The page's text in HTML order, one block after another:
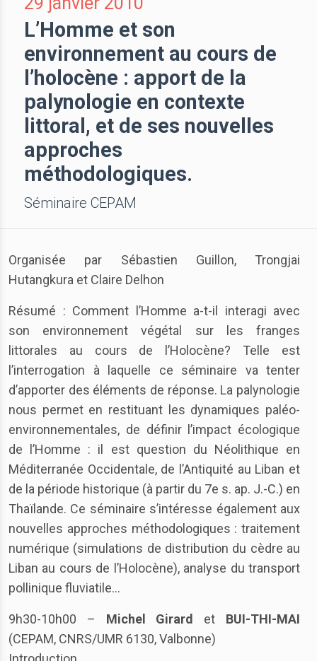
L’Homme et son
environnement au cours de
l’holocène : apport de la
palynologie en contexte
littoral, et de ses nouvelles
approches
méthodologiques.
Séminaire CEPAM
Organisée par Sébastien Guillon, Trongjai
Hutangkura et Claire Delhon
Résumé : Comment l’Homme a-t-il interagi avec
son environnement végétal sur les franges
littorales au cours de l’Holocène? Telle est
l’interrogation à laquelle ce séminaire va tenter
d’apporter des éléments de réponse. La palynologie
nous permet en restituant les dynamiques paléo-
environnementales, de définir l’impact écologique
de l’Homme : il est question du Néolithique en
Méditerranée Occidentale, de l’Antiquité au Liban et
de la période historique (à partir du 7e s. ap. J.-C.) en
Thaïlande. Ce séminaire s’intéresse également aux
nouvelles approches méthodologiques : traitement
numérique (simulations de distribution du cèdre au
Liban au cours de l’Holocène), analyse du transport
pollinique fluviatile…
9h30-10h00 – Michel Girard et BUI-THI-MAI
(CEPAM, CNRS/UMR 6130, Valbonne)